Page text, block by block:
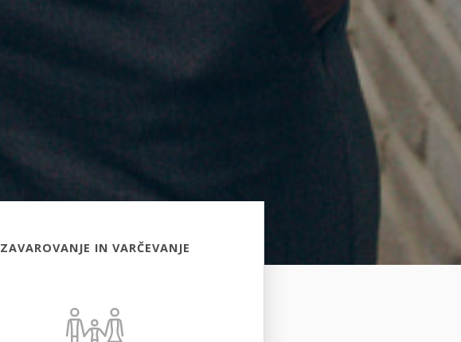
ZAVAROVANJE IN VARČEVANJE